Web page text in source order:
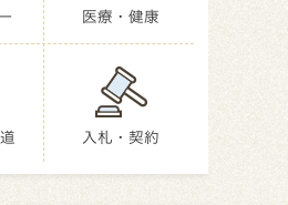
医療・健康
入札・契約